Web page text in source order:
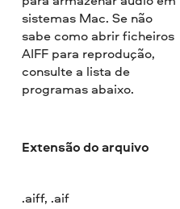
sistemas Mac. Se não
sabe como abrir ficheiros
AIFF para reprodução,
consulte a lista de
programas abaixo.
Extensão do arquivo
.aiff, .aif